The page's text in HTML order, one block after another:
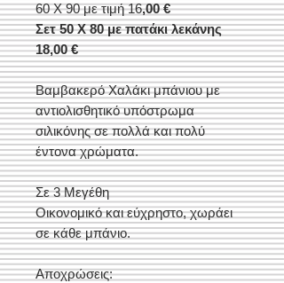
60 Χ 90 με τιμή 16,00 €
Σετ 50 Χ 80 με πατάκι λεκάνης
18,00 €
Βαμβακερό Χαλάκι μπάνιου με
αντιολισθητικό υπόστρωμα
σιλικόνης σε πολλά και πολύ
έντονα χρώματα.
Σε 3 Μεγέθη
Οικονομικό και εύχρηστο, χωράει
σε κάθε μπάνιο.
Αποχρώσεις: